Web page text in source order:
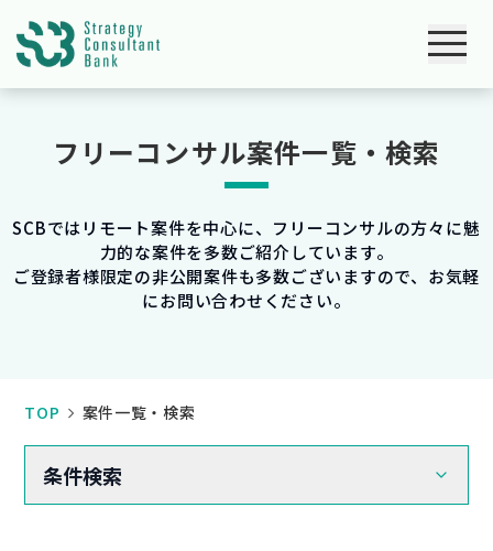
フリーコンサル案件一覧・検索
SCBではリモート案件を中心に、フリーコンサルの方々に魅
力的な案件を多数ご紹介しています。
ご登録者様限定の非公開案件も多数ございますので、お気軽
にお問い合わせください。
TOP 案件一覧・検索
条件検索